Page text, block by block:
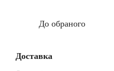
До обраного
Доставка